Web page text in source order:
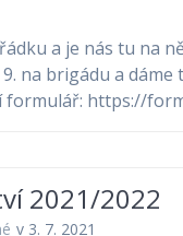
a je nás tu na
na brigádu a dáme
formulář: https://
2021/2022
v 3. 7. 2021